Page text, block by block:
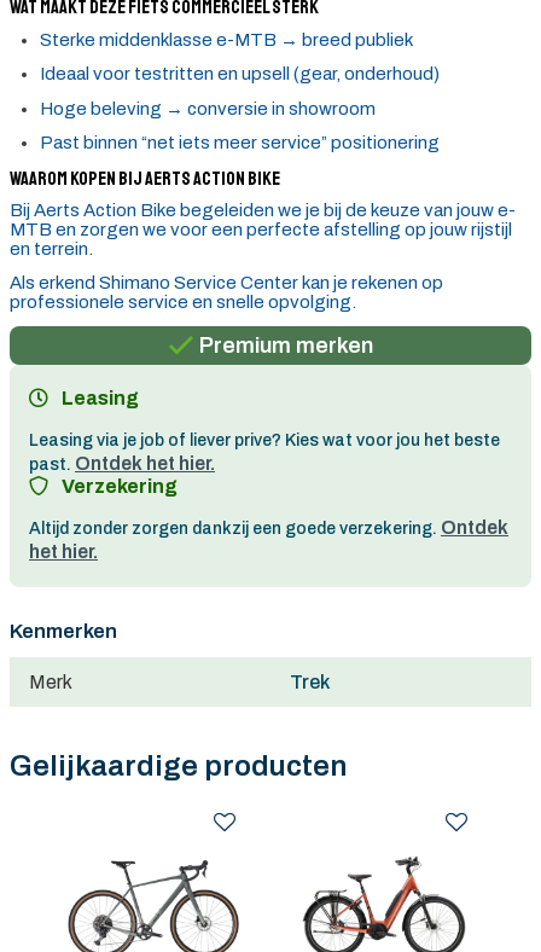
Wat maakt deze fiets commercieel sterk
Sterke middenklasse e-MTB → breed publiek
Ideaal voor testritten en upsell (gear, onderhoud)
Hoge beleving → conversie in showroom
Past binnen “net iets meer service” positionering
Waarom kopen bij Aerts Action Bike
Bij Aerts Action Bike begeleiden we je bij de keuze van jouw e-
MTB en zorgen we voor een perfecte afstelling op jouw rijstijl
en terrein.
Als erkend Shimano Service Center kan je rekenen op
professionele service en snelle opvolging.
Gratis verzending in België vanaf €100
Premium merken
Leasing
Leasing via je job of liever prive? Kies wat voor jou het beste
past. Ontdek het hier.
Verzekering
Altijd zonder zorgen dankzij een goede verzekering. Ontdek
het hier.
Kenmerken
Merk Trek
Gelijkaardige producten